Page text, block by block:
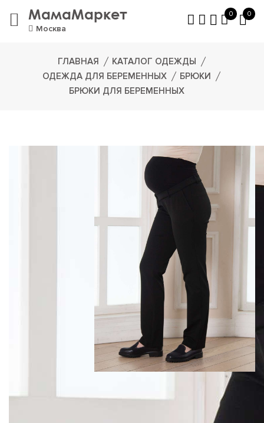
МамаМаркет
Москва
0 0
ГЛАВНАЯ
КАТАЛОГ ОДЕЖДЫ
ОДЕЖДА ДЛЯ БЕРЕМЕННЫХ
БРЮКИ
БРЮКИ ДЛЯ БЕРЕМЕННЫХ